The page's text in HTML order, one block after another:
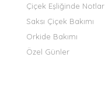
Çiçek Eşliğinde Notlar
Saksı Çiçek Bakımı
Orkide Bakımı
Özel Günler